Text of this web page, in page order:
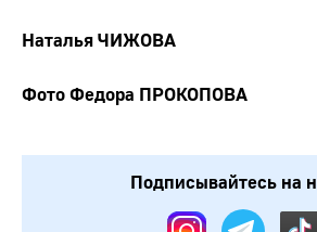
Наталья ЧИЖОВА
Фото Федора ПРОКОПОВА
Подписывайтесь на